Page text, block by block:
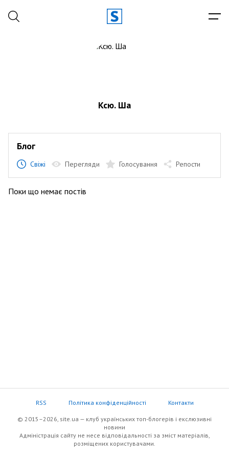
Ксю. Ша
Блог
Свіжі Перегляди Голосування Репости
Поки що немає постів
RSS Політика конфіденційності Контакти
© 2015–2026, site.ua — клуб українських топ-блогерів i екслюзивнi
новини
Адміністрація сайту не несе відповідальності за зміст матеріалів,
розміщених користувачами.